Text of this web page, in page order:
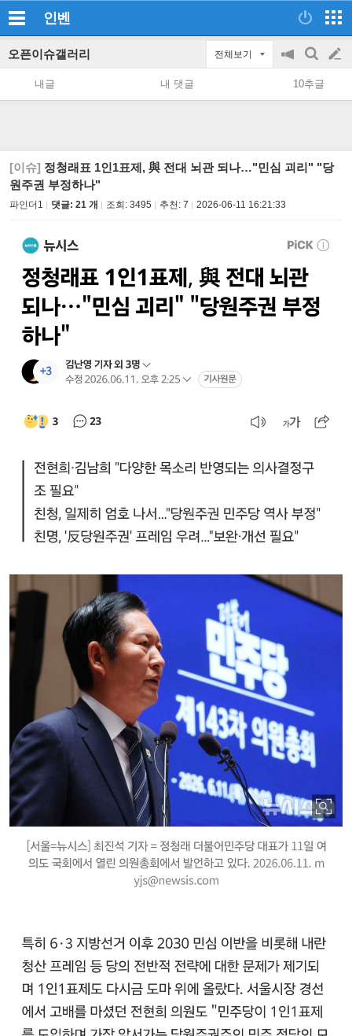
인벤
오픈이슈갤러리 전체보기
공
지
on/off
검
색
글
쓰
내글 내 댓글 10추글
[이슈] 정청래표 1인1표제, 與 전대 뇌관 되나…"민심 괴리" "당
원주권 부정하나"
파인더1 댓글: 21 개 조회: 3495 추천: 7 2026-06-11 16:21:33